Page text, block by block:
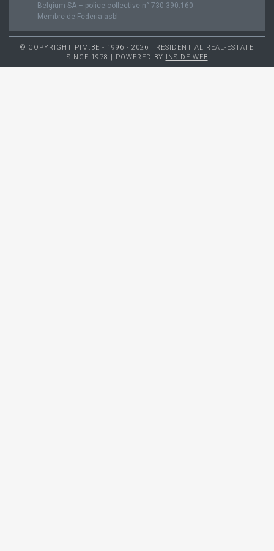
Belgium SA – police collective n° 730.390.160
Membre de Federia asbl
© COPYRIGHT PIM.BE - 1996 - 2026 | RESIDENTIAL REAL-ESTATE
SINCE 1978 | POWERED BY INSIDE WEB